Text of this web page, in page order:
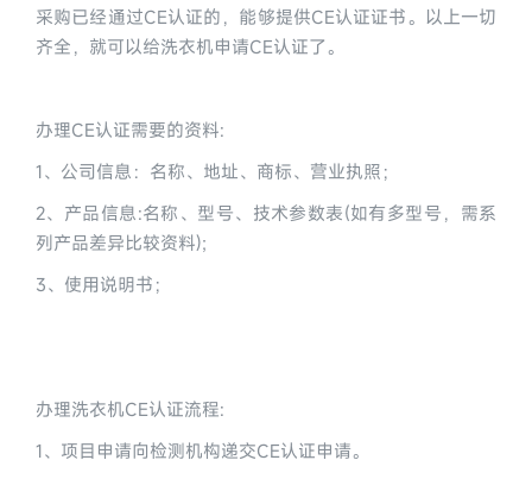
采购已经通过CE认证的，能够提供CE认证证书。以上一切
齐全，就可以给洗衣机申请CE认证了。
办理CE认证需要的资料:
1、公司信息：名称、地址、商标、营业执照；
2、产品信息:名称、型号、技术参数表(如有多型号，需系
列产品差异比较资料);
3、使用说明书；
办理洗衣机CE认证流程:
1、项目申请向检测机构递交CE认证申请。